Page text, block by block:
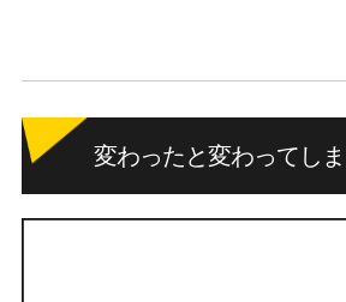
変わったと変わってしま